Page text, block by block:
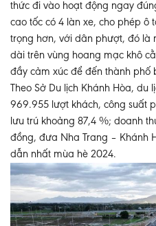
thức đi vào hoạt động ngay
cao tốc có 4 làn xe, cho phép
trọng hơn, với dân phượt, đó là
dài trên vùng hoang mạc khô
đầy cảm xúc để đến thành phố
Theo Sở Du lịch Khánh Hòa, du
969.955 lượt khách, công suất
lưu trú khoảng 87,4 %; doanh
đồng, đưa Nha Trang – Khánh
dẫn nhất mùa hè 2024.